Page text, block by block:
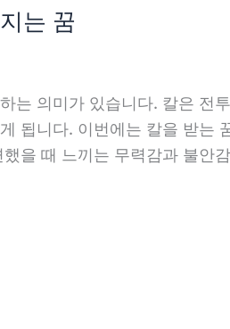
는 꿈
는 의미가 있습니다. 칼은 전
됩니다. 이번에는 칼을 받는
을 때 느끼는 무력감과 불안